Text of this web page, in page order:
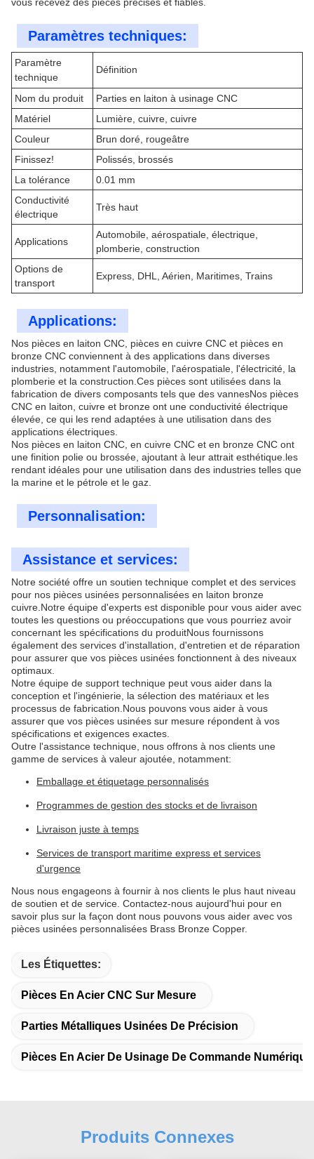
Paramètres techniques:
Paramètre
technique
Définition
Nom du produit
Parties en laiton à usinage CNC
Matériel
Lumière, cuivre, cuivre
Couleur
Brun doré, rougeâtre
Finissez!
Polissés, brossés
La tolérance
0.01 mm
Conductivité
électrique
Très haut
Applications
Automobile, aérospatiale, électrique,
plomberie, construction
Options de
transport
Express, DHL, Aérien, Maritimes, Trains
Applications:
Nos pièces en laiton CNC, pièces en cuivre CNC et pièces en
bronze CNC conviennent à des applications dans diverses
industries, notamment l'automobile, l'aérospatiale, l'électricité, la
plomberie et la construction.Ces pièces sont utilisées dans la
fabrication de divers composants tels que des vannesNos pièces
CNC en laiton, cuivre et bronze ont une conductivité électrique
élevée, ce qui les rend adaptées à une utilisation dans des
applications électriques.
Nos pièces en laiton CNC, en cuivre CNC et en bronze CNC ont
une finition polie ou brossée, ajoutant à leur attrait esthétique.les
rendant idéales pour une utilisation dans des industries telles que
la marine et le pétrole et le gaz.
Personnalisation:
Assistance et services:
Notre société offre un soutien technique complet et des services
pour nos pièces usinées personnalisées en laiton bronze
cuivre.Notre équipe d'experts est disponible pour vous aider avec
toutes les questions ou préoccupations que vous pourriez avoir
concernant les spécifications du produitNous fournissons
également des services d'installation, d'entretien et de réparation
pour assurer que vos pièces usinées fonctionnent à des niveaux
optimaux.
Notre équipe de support technique peut vous aider dans la
conception et l'ingénierie, la sélection des matériaux et les
processus de fabrication.Nous pouvons vous aider à vous
assurer que vos pièces usinées sur mesure répondent à vos
spécifications et exigences exactes.
Outre l'assistance technique, nous offrons à nos clients une
gamme de services à valeur ajoutée, notamment:
Emballage et étiquetage personnalisés
Programmes de gestion des stocks et de livraison
Livraison juste à temps
Services de transport maritime express et services
d'urgence
Nous nous engageons à fournir à nos clients le plus haut niveau
de soutien et de service. Contactez-nous aujourd'hui pour en
savoir plus sur la façon dont nous pouvons vous aider avec vos
pièces usinées personnalisées Brass Bronze Copper.
Les Étiquettes:
Pièces En Acier CNC Sur Mesure
Parties Métalliques Usinées De Précision
Pièces En Acier De Usinage De Commande
Produits Connexes